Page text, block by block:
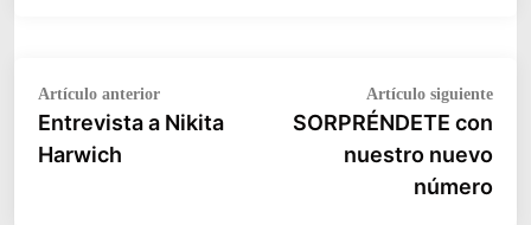
Navegación
de
Artículo anteriorArtículo
anterior:
Entrevista a Nikita
Harwich
Artículo siguiente
SORPRÉNDETE con
nuestro nuevo
número